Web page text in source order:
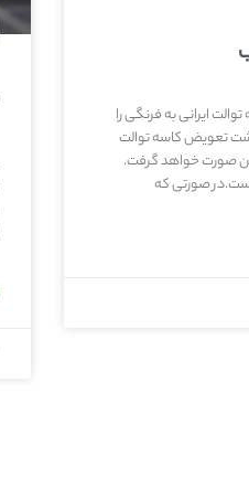
ایرانی به فرنگی را
تعویض کاسه توالت
صورت خواهد گرفت.
صورتی که